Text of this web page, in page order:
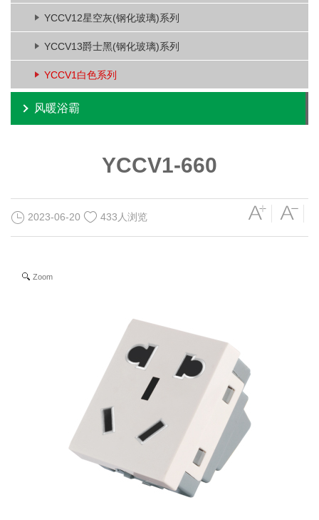
YCCV12星空灰(钢化玻璃)系列
YCCV13爵士黑(钢化玻璃)系列
YCCV1白色系列
风暖浴霸
YCCV1-660
2023-06-20 433人浏览
Zoom